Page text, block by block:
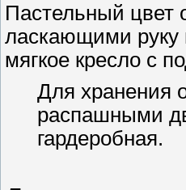
Пастельный цвет
ласкающими руку
мягкое кресло с
Для хранения
распашными
гардеробная.